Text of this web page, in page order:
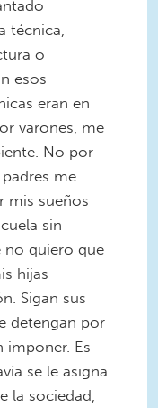
técnica,
o
esos
eran en
varones, me
No por
me
mis sueños
sin
no quiero que
hijas
Sigan sus
detengan por
imponer. Es
se le asigna
la sociedad,